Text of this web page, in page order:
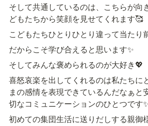
そして共通しているのは、こちらが向
どもたちから笑顔を見せてくれます🥰
こどもたちひとりひとり違って当たり
だからこそ学び合えると思います✨
そしてみんな褒められるのが大好き💖
喜怒哀楽を出してくれるのは私たちに
まの感情を表現できているんだなぁと
切なコミュニケーションのひとつです
初めての集団生活に送りだしする親御